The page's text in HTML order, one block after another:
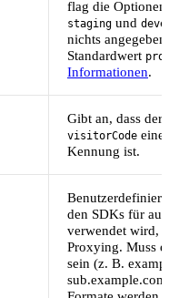
flag die Optionen
staging und
nichts
Standardwert
Informationen.
Gibt an, dass der
visitorCode eine
Kennung ist.
den SDKs für
verwendet wird,
Proxying. Muss
sein (z. B.